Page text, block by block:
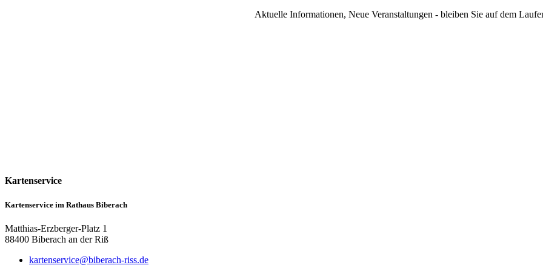
Aktuelle Informationen, Neue Veranstaltungen - bleiben Sie auf dem
Kartenservice
Kartenservice im Rathaus Biberach
Matthias-Erzberger-Platz 1
88400 Biberach an der Riß
kartenservice@biberach-riss.de